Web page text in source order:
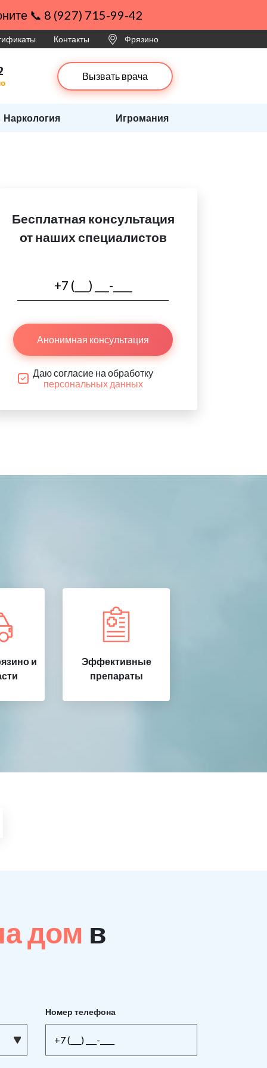
📞 8 (927) 715-99-42
Контакты Фрязино
Вызвать врача
Наркология Игромания
Бесплатная консультация
от наших специалистов
Анонимная консультация
Даю согласие на обработку
персональных данных
и
Эффективные
препараты
дом в
Номер телефона